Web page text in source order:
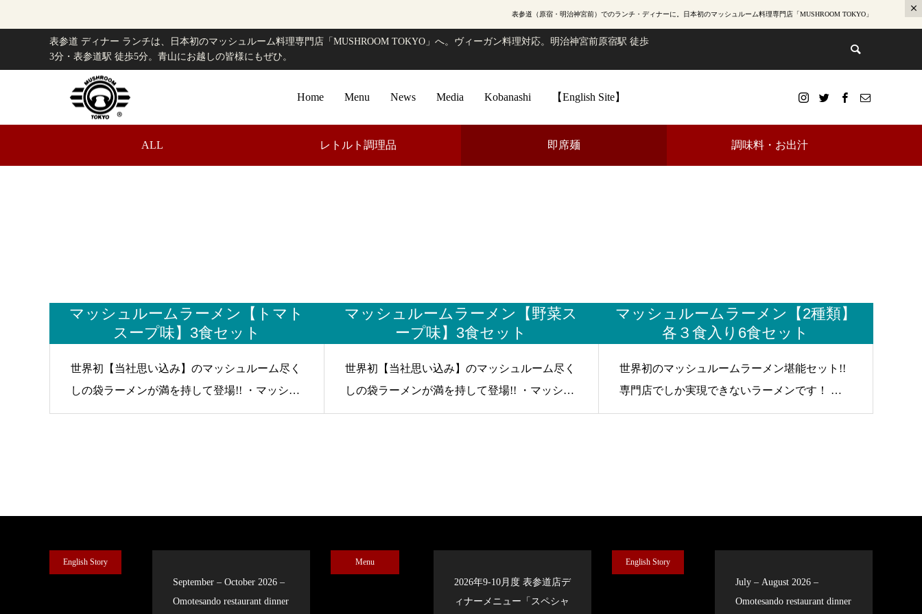
表参道（原宿・明治神宮前）でのランチ・ディナーに。日本初のマッシュルーム料理専門店「MUSHROOM TOKYO」
表参道 ディナー ランチは、日本初のマッシュルーム料理専門店「MUSHROOM TOKYO」へ。ヴィーガン料理対応。明治神宮前原宿駅 徒歩
3分・表参道駅 徒歩5分。青山にお越しの皆様にもぜひ。
Home Menu News Media Kobanashi 【English Site】
ALL レトルト調理品 即席麺 調味料・お出汁
マッシュルームラーメン【トマト
スープ味】3食セット
世界初【当社思い込み】のマッシュルーム尽く
しの袋ラーメンが満を持して登場!! ・マッシュ
ルームパウダー入りのトマトスープ ・マッシ
マッシュルームラーメン【野菜ス
ープ味】3食セット
世界初【当社思い込み】のマッシュルーム尽く
しの袋ラーメンが満を持して登場!! ・マッシュ
ルームパウダー入りの野菜スープ ・マッシュ
マッシュルームラーメン【2種類】
各３食入り6食セット
世界初のマッシュルームラーメン堪能セット!!
専門店でしか実現できないラーメンです！ こ
んなに『こだわり』を詰め込んだ袋ラーメンは
さい!!
English Story
September – October 2026 –
Omotesando restaurant dinner
Menu
2026年9-10月度 表参道店デ
ィナーメニュー「スペシャ
English Story
July – August 2026 –
Omotesando restaurant dinner